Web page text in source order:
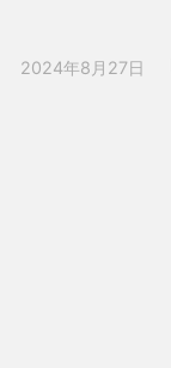
2024年8月27日